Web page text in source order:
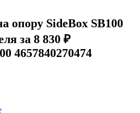
SideBox SB100
за 8 830 ₽
4657840270474